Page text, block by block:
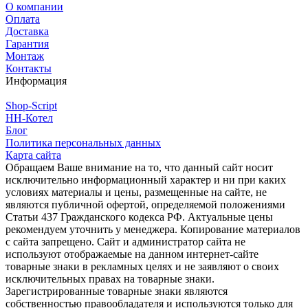
О компании
Оплата
Доставка
Гарантия
Монтаж
Контакты
Информация
Shop-Script
НН-Котел
Блог
Политика персональных данных
Карта сайта
Обращаем Ваше внимание на то, что данный сайт носит
исключительно информационный характер и ни при каких
условиях материалы и цены, размещенные на сайте, не
являются публичной офертой, определяемой положениями
Статьи 437 Гражданского кодекса РФ. Актуальные цены
рекомендуем уточнить у менеджера. Копирование материалов
с сайта запрещено. Сайт и администратор сайта не
используют отображаемые на данном интернет-сайте
товарные знаки в рекламных целях и не заявляют о своих
исключительных правах на товарные знаки.
Зарегистрированные товарные знаки являются
собственностью правообладателя и используются только для